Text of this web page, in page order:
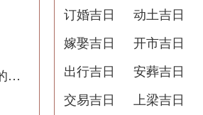
梦到剪毁头发的预兆解梦：暗示着重生和新的开始
订婚吉日
动土吉日
嫁娶吉日
开市吉日
出行吉日
安葬吉日
交易吉日
上梁吉日